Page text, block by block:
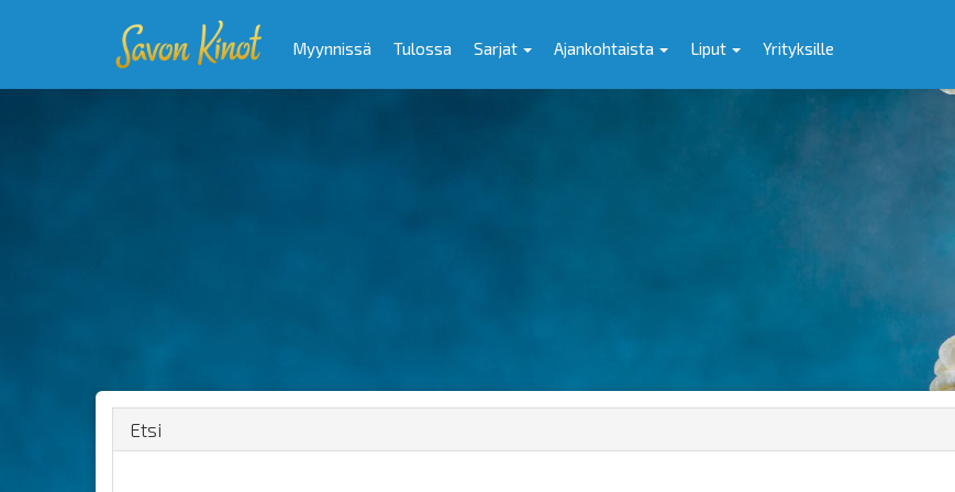
Myynnissä Tulossa Sarjat Ajankohtaista Liput Yrityksille
Etsi